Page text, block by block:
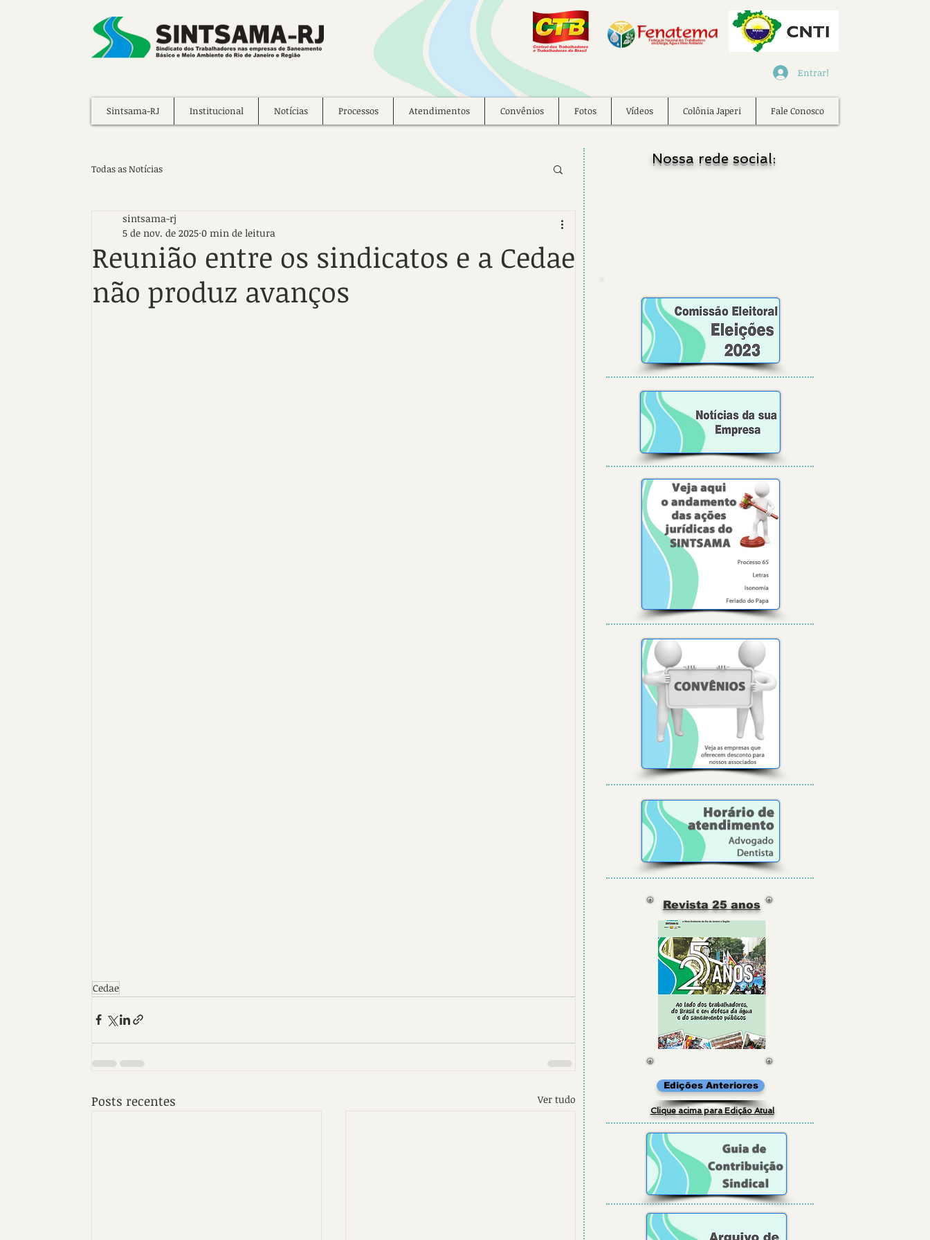
Entrar!
Sintsama-RJ Institucional Notícias Processos Atendimentos Convênios Fotos Vídeos Colônia Japeri Fale Conosco
Todas as Notícias
Reunião entre os sindicatos e a Cedae
não produz avanços
sintsama-rj
5 de nov. de 2025 0 min de leitura
Cedae
Posts recentes Ver tudo
Nossa rede social:
Revista 25 anos
Edições Anteriores
Clique acima para Edição Atual